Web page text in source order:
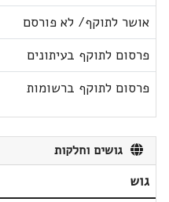
אושר לתוקף/ לא פורסם
פרסום לתוקף בעיתונים
פרסום לתוקף ברשומות
גושים וחלקות
גוש